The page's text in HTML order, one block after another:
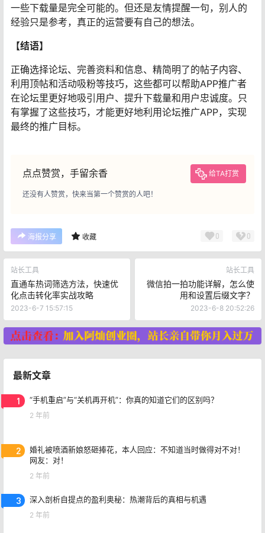
一些下载量是完全可能的。但还是友情提醒一句，别人的
经验只是参考，真正的运营要有自己的想法。
【结语】
正确选择论坛、完善资料和信息、精简明了的帖子内容、
利用顶帖和活动吸粉等技巧，这些都可以帮助APP推广者
在论坛里更好地吸引用户、提升下载量和用户忠诚度。只
有掌握了这些技巧，才能更好地利用论坛推广APP，实现
最终的推广目标。
点点赞赏，手留余香 给TA打赏
还没有人赞赏，快来当第一个赞赏的人吧！
海报分享 收藏 0 0
站长工具
直通车热词筛选方法，快速优
化点击转化率实战攻略
2023-6-7 15:57:15
站长工具
微信拍一拍功能详解，怎么使
用和设置后缀文字？
2023-6-8 20:52:26
最新文章
1 “手机重启”与“关机再开机”：你真的知道它们的区别吗？
2 年前
2
婚礼被喷酒新娘怒砸捧花，本人回应：不知道当时做得对不对！
网友：对！
2 年前
3 深入剖析自提点的盈利奥秘：热潮背后的真相与机遇
2 年前